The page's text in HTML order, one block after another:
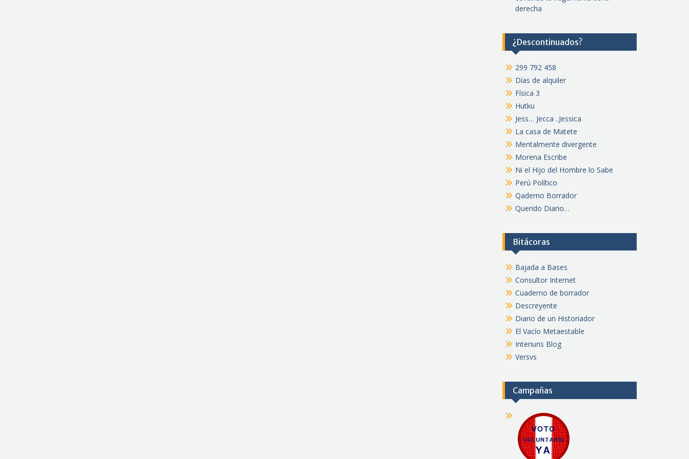
derecha
¿Descontinuados?
299 792 458
Días de alquiler
Física 3
Hutku
Jess… Jecca ..Jessica
La casa de Matete
Mentalmente divergente
Morena Escribe
Ni el Hijo del Hombre lo Sabe
Perú Político
Qaderno Borrador
Querido Diario…
Bitácoras
Bajada a Bases
Consultor Internet
Cuaderno de borrador
Descreyente
Diario de un Historiador
El Vacío Metaestable
Interiuris Blog
Versvs
Campañas